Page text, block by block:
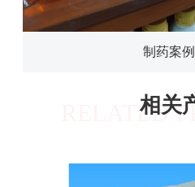
制药案
相关
RELATED